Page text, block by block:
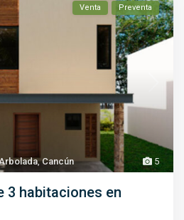
5
,Cancún
Venta Preventa
3 habitaciones en